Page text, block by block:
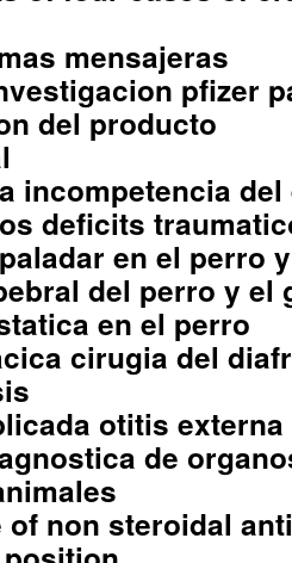
mensajeras
pfizer
del producto
incompetencia
deficits
en el perro
del perro y el
en el perro
cirugia del
otitis externa
de
non steroidal